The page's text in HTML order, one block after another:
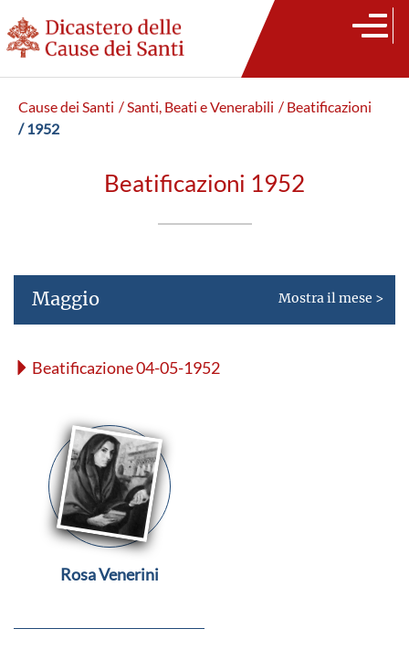
Cause dei Santi / Santi, Beati e Venerabili / Beatificazioni
/ 1952
Beatificazioni 1952
Maggio Mostra il mese >
Beatificazione 04-05-1952
Rosa Venerini